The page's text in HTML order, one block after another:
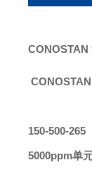
CONOSTAN
150-500-265
5000ppm单